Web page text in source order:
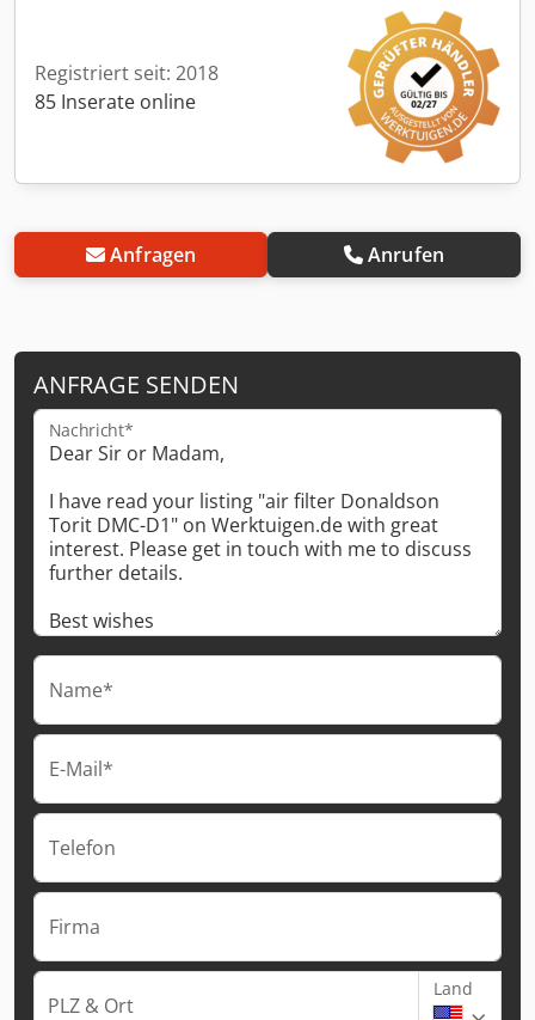
Registriert seit: 2018
85 Inserate online
Anfragen Anrufen
ANFRAGE SENDEN
Nachricht*
Name*
E-Mail*
Telefon
Firma
PLZ & Ort
Land